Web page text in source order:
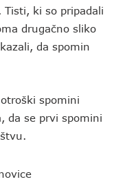
Tisti, ki so pripadali
drugačno sliko
da spomin
spomini
da se prvi spomini